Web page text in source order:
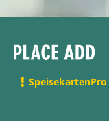
SpeisekartenPro